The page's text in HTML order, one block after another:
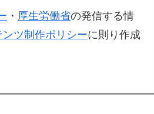
・ 厚生労働省の発信する情
ンツ制作ポリシーに則り作成